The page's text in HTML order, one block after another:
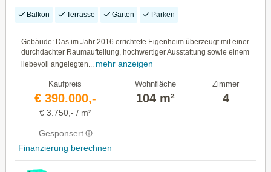
Balkon Terrasse Garten Parken
Gebäude: Das im Jahr 2016 errichtete Eigenheim überzeugt mit einer
durchdachter Raumaufteilung, hochwertiger Ausstattung sowie einem
liebevoll angelegten... mehr anzeigen
Kaufpreis
€ 390.000,-
€ 3.750,- / m²
Gesponsert
Finanzierung berechnen
Wohnfläche
104 m²
Zimmer
4